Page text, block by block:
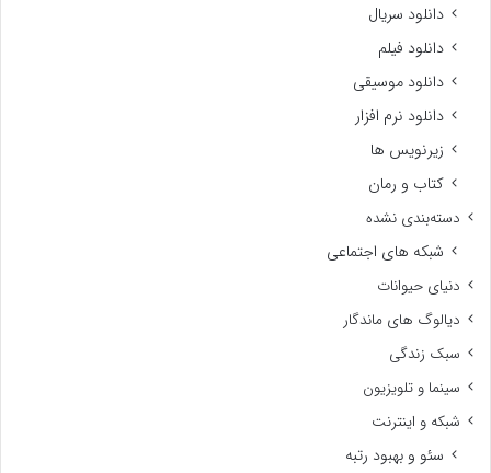
دانلود سریال
دانلود فیلم
دانلود موسیقی
دانلود نرم افزار
زیرنویس ها
کتاب و رمان
دسته‌بندی نشده
شبکه های اجتماعی
دنیای حیوانات
دیالوگ های ماندگار
سبک زندگی
سینما و تلویزیون
شبکه و اینترنت
سئو و بهبود رتبه